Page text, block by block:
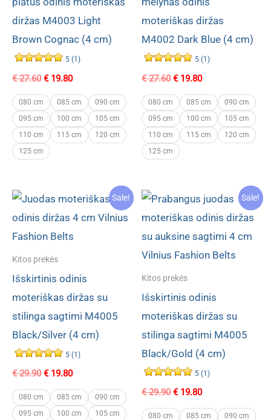
diržas M4003 Light
Brown Cognac (4 cm)
5 (1)
€27.60 Original
was:
€ 27.60.
€19.80Current
is:
€ 19.80.
080 cm 085 cm
090 cm
095 cm
100 cm
105 cm
110 cm
115 cm
120 cm
125 cm
moteriškas diržas
M4002 Dark Blue (4 cm)
5 (1)
€27.60 Original
was:
€ 27.60.
€19.80Current
is:
€ 19.80.
080 cm 085 cm
090 cm
095 cm
100 cm
105 cm
110 cm
115 cm
120 cm
125 cm
Sale!
Kitos prekės
Išskirtinis odinis
moteriškas diržas su
stilinga sagtimi M4005
Black/Silver (4 cm)
5 (1)
€29.90 Original
was:
€ 29.90.
€19.80Current
is:
€ 19.80.
080 cm 085 cm
090 cm
095 cm
100 cm
105 cm
Sale!
Kitos prekės
Išskirtinis odinis
moteriškas diržas su
stilinga sagtimi M4005
Black/Gold (4 cm)
5 (1)
€29.90 Original
was:
€19.80Current
is:
080 cm 085 cm
090 cm